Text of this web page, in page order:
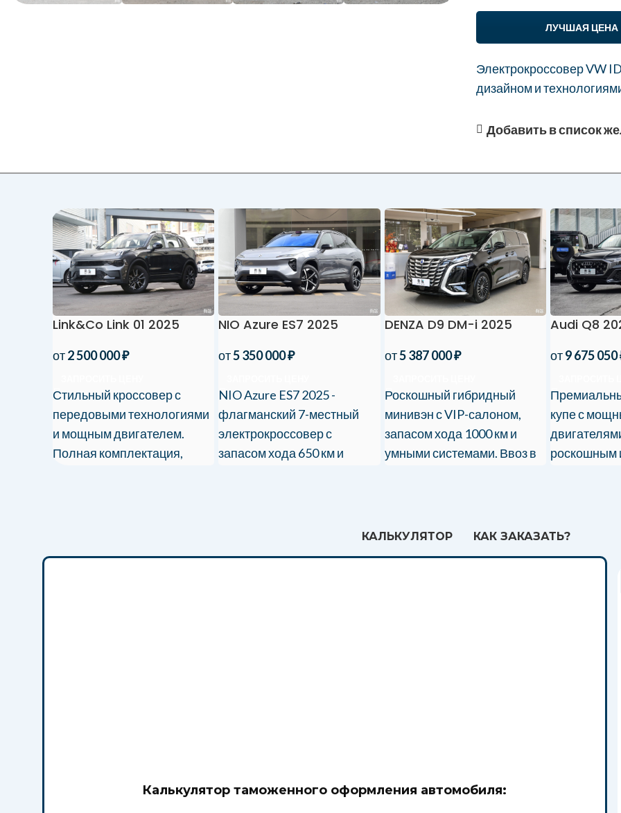
ЛУЧШАЯ ЦЕНА
Электрокроссовер VW
дизайном и
Добавить в список
Link&Co Link 01 2025
от2 500 000₽
Стильный кроссовер с
передовыми технологиями
и мощным двигателем.
Полная комплектация,
NIO Azure ES7 2025
от5 350 000₽
NIO Azure ES7 2025 -
флагманский 7-местный
электрокроссовер с
запасом хода 650 км и
DENZA D9 DM-i 2025
от5 387 000₽
Роскошный гибридный
минивэн с VIP-салоном,
запасом хода 1000 км и
умными системами. Ввоз в
Audi Q8
от9 675 050
купе с
роскошным
КАЛЬКУЛЯТОР КАК ЗАКАЗАТЬ?
Калькулятор таможенного оформления автомобиля: